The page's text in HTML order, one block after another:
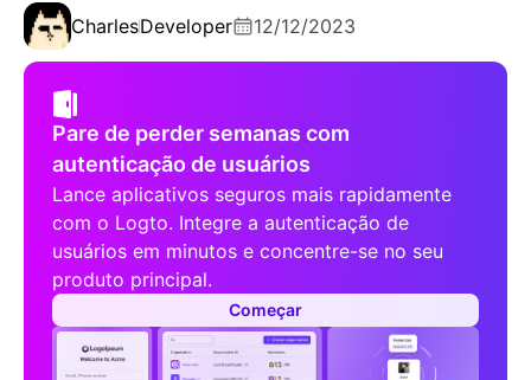
CharlesDeveloper 12/12/2023
Pare de perder semanas com
autenticação de usuários
Lance aplicativos seguros mais rapidamente
com o Logto. Integre a autenticação de
usuários em minutos e concentre-se no seu
produto principal.
Começar